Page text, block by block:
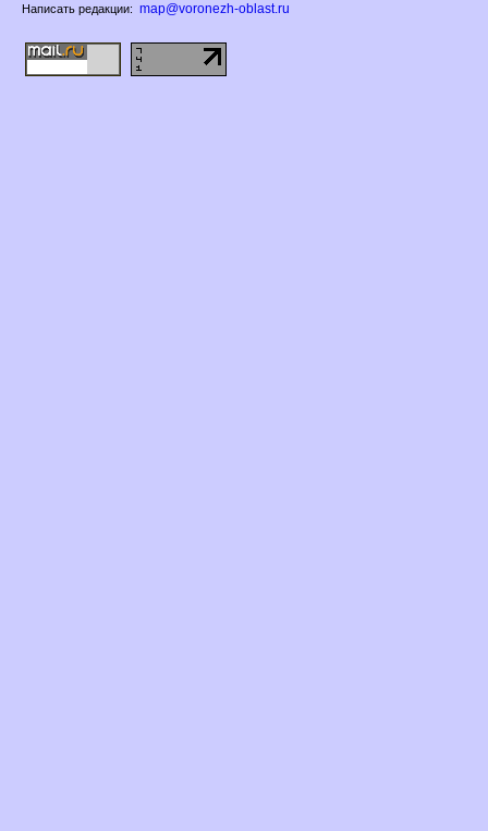
Написать редакции: map@voronezh-oblast.ru